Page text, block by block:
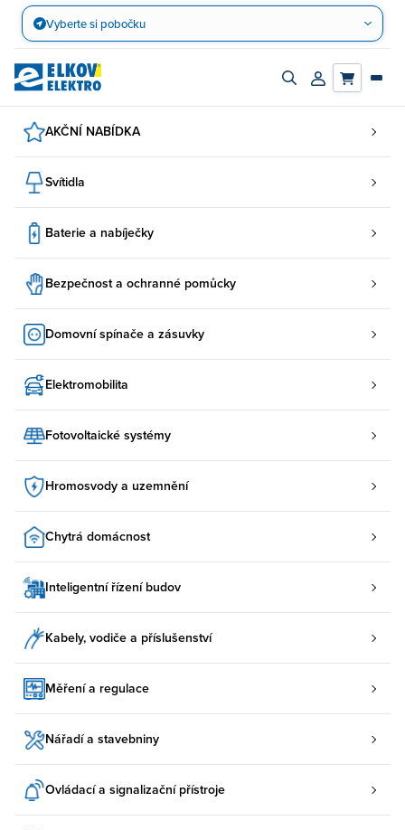
Přejít
obsah
Vyberte si pobočku
Zapnout/vypnout
Přihlásit/
AKČNÍ NABÍDKA
Svítidla
Baterie a nabíječky
Bezpečnost a ochranné pomůcky
Domovní spínače a zásuvky
Elektromobilita
Fotovoltaické systémy
Hromosvody a uzemnění
Chytrá domácnost
Inteligentní řízení budov
Kabely, vodiče a příslušenství
Měření a regulace
Nářadí a stavebniny
Ovládací a signalizační přístroje